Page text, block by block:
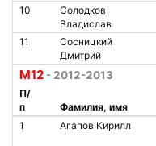
10
Солодков
Владислав
11
Сосницкий
Дмитрий
М12 - 2012-2013
П/
п
Фамилия, имя
1
Агапов Кирилл